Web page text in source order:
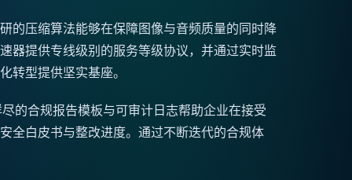
的压缩算法能够在保障图像与音频质量的同时降
器提供专线级别的服务等级协议，并通过实时监
转型提供坚实基座。
的合规报告模板与可审计日志帮助企业在接受
全白皮书与整改进度。通过不断迭代的合规体